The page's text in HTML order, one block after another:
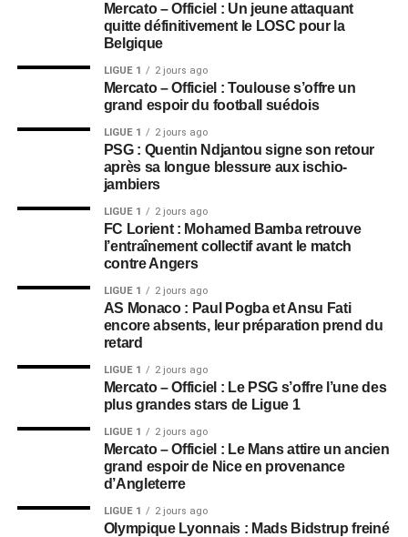
Mercato – Officiel : Un jeune attaquant
quitte définitivement le LOSC pour la
Belgique
LIGUE 1 2 jours ago
Mercato – Officiel : Toulouse s’offre un
grand espoir du football suédois
LIGUE 1 2 jours ago
PSG : Quentin Ndjantou signe son retour
après sa longue blessure aux ischio-
jambiers
LIGUE 1 2 jours ago
FC Lorient : Mohamed Bamba retrouve
l’entraînement collectif avant le match
contre Angers
LIGUE 1 2 jours ago
AS Monaco : Paul Pogba et Ansu Fati
encore absents, leur préparation prend du
retard
LIGUE 1 2 jours ago
Mercato – Officiel : Le PSG s’offre l’une des
plus grandes stars de Ligue 1
LIGUE 1 2 jours ago
Mercato – Officiel : Le Mans attire un ancien
grand espoir de Nice en provenance
d’Angleterre
LIGUE 1 2 jours ago
Olympique Lyonnais : Mads Bidstrup freiné